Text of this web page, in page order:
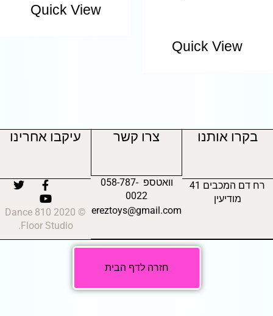
Quick View
Quick View
בקרו אותנו
רח דם המכבים 41
מודיעין
צרו קשר
וואטספ 058-787-
0022
ereztoys@gmail.com
עיקבו אחרינו
© 2020 810 Dance
Floor Studio.
חזרה לדף הבית